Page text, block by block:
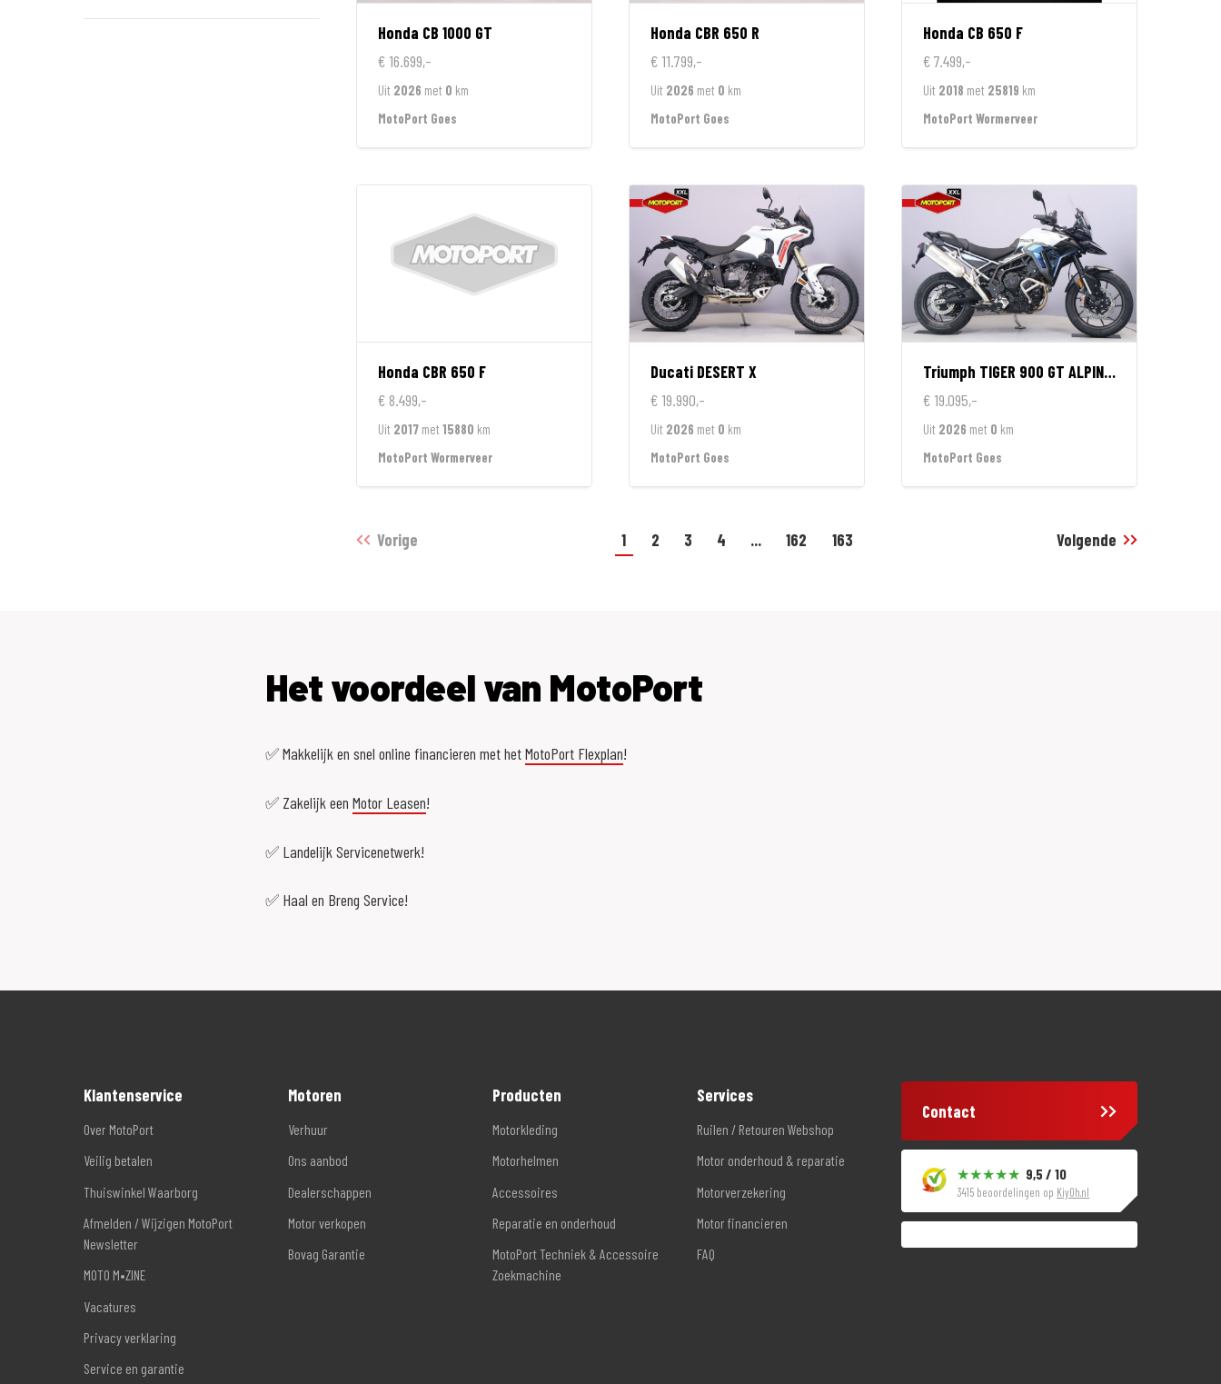
Honda CB 1000 GT
€ 16.699,-
Uit 2026 met 0 km
MotoPort Goes
Honda CBR 650 R
€ 11.799,-
Uit 2026 met 0 km
MotoPort Goes
Honda CB 650 F
€ 7.499,-
Uit 2018 met 25819 km
MotoPort Wormerveer
Honda CBR 650 F
€ 8.499,-
Uit 2017met 15880 km
MotoPort Wormerveer
Ducati DESERT X
€ 19.990,-
Uit 2026 met 0 km
MotoPort Goes
Triumph TIGER 900 GT ALPINE EDITION
€ 19.095,-
Uit 2026 met 0 km
MotoPort Goes
Vorige 1 2 3 4 ... 162 163 Volgende
Het voordeel van MotoPort
✅ Makkelijk en snel online financieren met hetMotoPort Flexplan!
✅ Zakelijk een Motor Leasen!
✅ Landelijk Servicenetwerk!
✅ Haal en Breng Service!
Klantenservice
Over MotoPort
Veilig betalen
Thuiswinkel Waarborg
Afmelden / Wijzigen MotoPort
Newsletter
MOTO M•ZINE
Vacatures
Privacy verklaring
Service en garantie
Motoren
Verhuur
Ons aanbod
Dealerschappen
Motor verkopen
Bovag Garantie
Producten
Motorkleding
Motorhelmen
Accessoires
Reparatie en onderhoud
MotoPort Techniek & Accessoire
Zoekmachine
Services
Ruilen / Retouren Webshop
Motor onderhoud & reparatie
Motorverzekering
Motor financieren
FAQ
Contact
9,5 / 10
3415 beoordelingen op KiyOh.nl